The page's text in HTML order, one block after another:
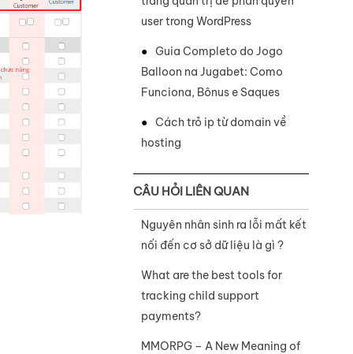
user trong WordPress
Guia Completo do Jogo
Balloon na Jugabet: Como
Funciona, Bônus e Saques
Cách trỏ ip từ domain về
hosting
CÂU HỎI LIÊN QUAN
Nguyên nhân sinh ra lỗi mất kết
nối đến cơ sở dữ liệu là gì ?
What are the best tools for
tracking child support
payments?
MMORPG – A New Meaning of